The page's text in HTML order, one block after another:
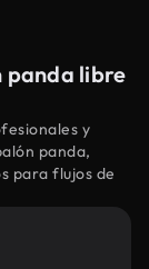
panda libre
y
panda,
para flujos de